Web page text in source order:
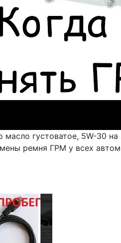
масло густоватое, 5W-30
ремня ГРМ у всех